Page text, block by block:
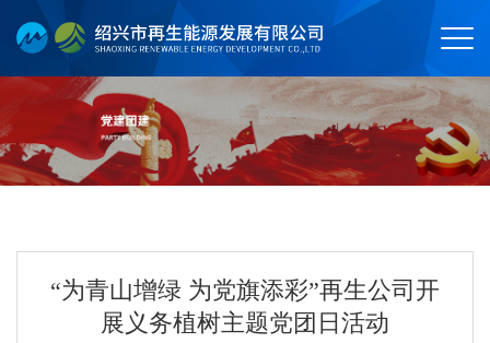
“为青山增绿 为党旗添彩”再生公司开
展义务植树主题党团日活动